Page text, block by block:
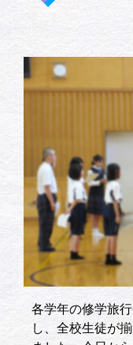
各学年の修学旅
し、全校生徒が